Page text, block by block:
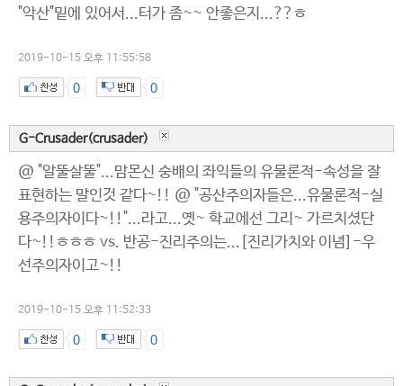
"악산"밑에 있어서...터가 좀~~ 안좋은지...??ㅎ
2019-10-15 오후 11:55:58
0 0
G-Crusader(crusader)
@ "알뚤살뚤"...맘몬신 숭배의 좌익들의 유물론적-속성을 잘
표현하는 말인것 같다~!! @ "공산주의자들은...유물론적-실
용주의자이다~!!"...라고...옛~ 학교에선 그리~ 가르치셨단
다~!!ㅎㅎㅎ vs. 반공-진리주의는...[진리가치와 이념]-우
선주의자이고~!!
2019-10-15 오후 11:52:33
0 0